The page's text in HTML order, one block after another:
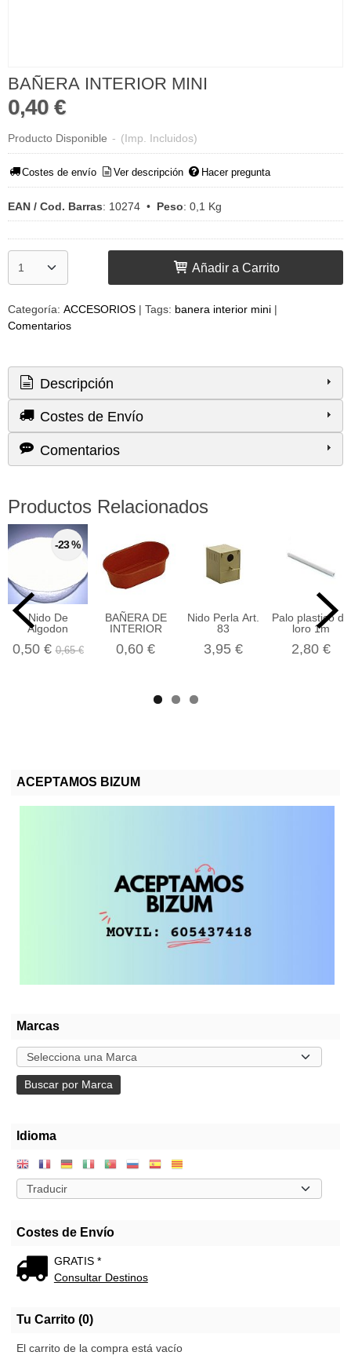
ACEPTAMOS BIZUM
Marcas
Idioma
Costes de Envío
GRATIS *
Consultar Destinos
Tu Carrito (0)
El carrito de la compra está vacío
BAÑERA INTERIOR MINI
0,40 €
Producto Disponible - (Imp. Incluidos)
Costes de envío Ver descripción Hacer pregunta
EAN / Cod. Barras: 10274 • Peso: 0,1 Kg
Añadir a Carrito
Categoría: ACCESORIOS | Tags: banera interior mini |
Comentarios
Descripción
Costes de Envío
Comentarios
Productos Relacionados
-23 %
Nido De
Algodon
0,50 €0,65 €
BAÑERA DE
INTERIOR
0,60 €
Nido Perla Art.
83
3,95 €
Palo plastico de
loro 1m
2,80 €